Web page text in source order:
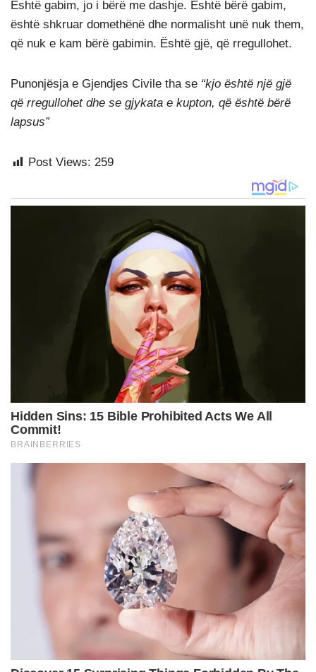
Është gabim, jo i bërë me dashje. Është bërë gabim,
është shkruar domethënë dhe normalisht unë nuk them,
që nuk e kam bërë gabimin. Është gjë, që rregullohet.
Punonjësja e Gjendjes Civile tha se “kjo është një gjë
që rregullohet dhe se gjykata e kupton, që është bërë
lapsus”
Post Views: 259